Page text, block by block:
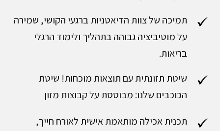
תמיכה של צוות הדיאטניות ברגעי הקושי, שמירה
על מוטיביציה גבוהה בתהליך ולימוד הרגלי
בריאות.
שיטת תזונתית עם תוצאות מוכחות! שיטת
הכוכבים שלנו: מבוססת על קבוצות מזון ​
תכנית אכילה מותאמת אישית לאורח חייך,